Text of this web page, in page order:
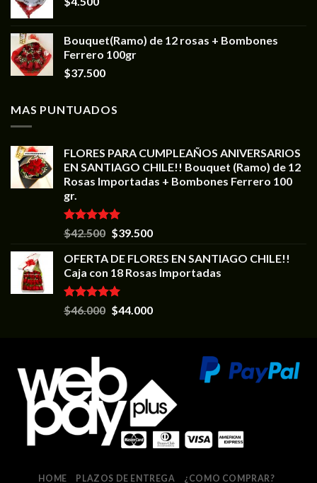
Bouquet(Ramo) de 12 rosas + Bombones
Ferrero 100gr
$37.500
MAS PUNTUADOS
FLORES PARA CUMPLEAÑOS ANIVERSARIOS
EN SANTIAGO CHILE!! Bouquet (Ramo) de 12
Rosas Importadas + Bombones Ferrero 100
gr.
Valorado en
5.00
$42.500 $39.500
OFERTA DE FLORES EN SANTIAGO CHILE!!
Caja con 18 Rosas Importadas
Valorado en
5.00
$46.000 $44.000
HOME PLAZOS DE ENTREGA ¿COMO COMPRAR?